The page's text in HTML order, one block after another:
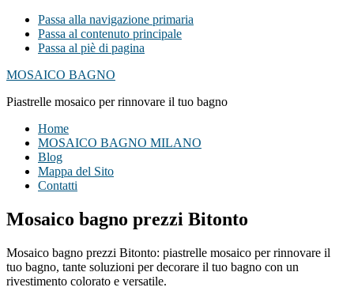
Passa alla navigazione primaria
Passa al contenuto principale
Passa al piè di pagina
MOSAICO BAGNO
Piastrelle mosaico per rinnovare il tuo bagno
Home
MOSAICO BAGNO MILANO
Blog
Mappa del Sito
Contatti
Mosaico bagno prezzi Bitonto
Mosaico bagno prezzi Bitonto: piastrelle mosaico per rinnovare il
tuo bagno, tante soluzioni per decorare il tuo bagno con un
rivestimento colorato e versatile.